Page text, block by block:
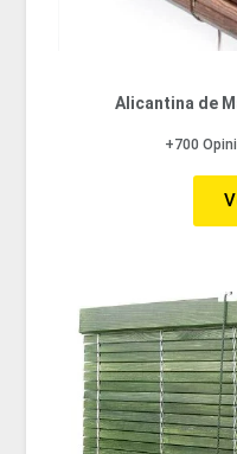
Alicantina de
+700